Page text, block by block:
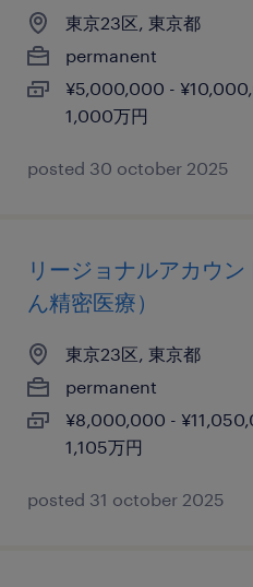
東京23区, 東京都
permanent
¥5,000,000 -
1,000万円
posted 30 october 2025
リージョナルアカウ
ん精密医療）
東京23区, 東京都
permanent
¥8,000,000 -
1,105万円
posted 31 october 2025